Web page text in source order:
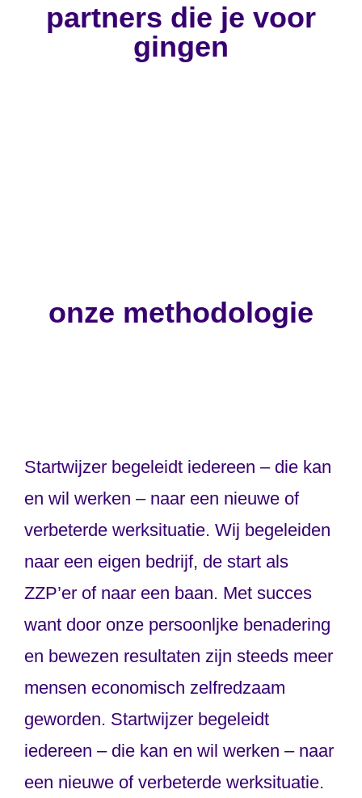
partners die je voor
gingen
onze methodologie
Startwijzer begeleidt iedereen – die kan
en wil werken – naar een nieuwe of
verbeterde werksituatie. Wij begeleiden
naar een eigen bedrijf, de start als
ZZP’er of naar een baan. Met succes
want door onze persoonljke benadering
en bewezen resultaten zijn steeds meer
mensen economisch zelfredzaam
geworden. Startwijzer begeleidt
iedereen – die kan en wil werken – naar
een nieuwe of verbeterde werksituatie.